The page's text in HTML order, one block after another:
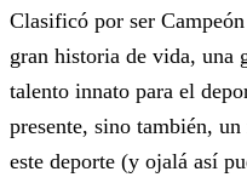
Clasificó por ser
gran historia de vida, una
talento innato para el
presente, sino también,
este deporte (y ojalá así